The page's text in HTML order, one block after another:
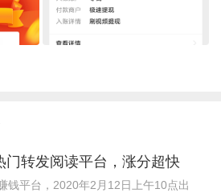
门转发阅读平台，涨分超快
钱平台，2020年2月12日上午10点出